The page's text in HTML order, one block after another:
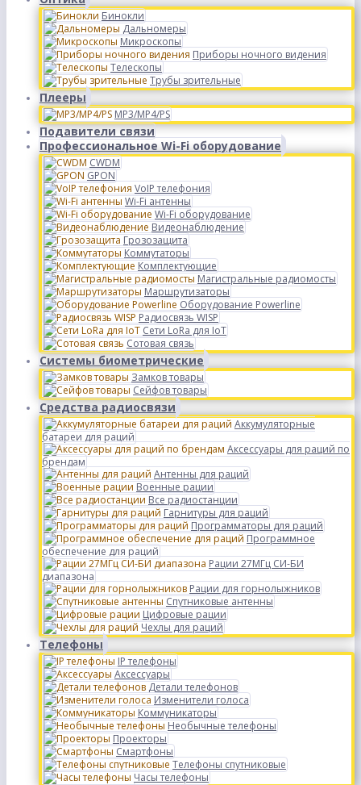
Бинокли
Дальномеры
Микроскопы
Приборы ночного видения
Телескопы
Трубы зрительные
Плееры
MP3/MP4/PS
Подавители связи
Профессиональное Wi-Fi оборудование
CWDM
GPON
VoIP телефония
Wi-Fi антенны
Wi-Fi оборудование
Видеонаблюдение
Грозозащита
Коммутаторы
Комплектующие
Магистральные радиомосты
Маршрутизаторы
Оборудование Powerline
Радиосвязь WISP
Сети LoRa для IoT
Сотовая связь
Системы биометрические
Замков товары
Сейфов товары
Средства радиосвязи
Аккумуляторные
батареи для раций
Аксессуары для раций по
брендам
Антенны для раций
Военные рации
Все радиостанции
Гарнитуры для раций
Программаторы для раций
Программное
обеспечение для раций
Рации 27МГц СИ-БИ
диапазона
Рации для горнолыжников
Спутниковые антенны
Цифровые рации
Чехлы для раций
Телефоны
IP телефоны
Аксессуары
Детали телефонов
Изменители голоса
Коммуникаторы
Необычные телефоны
Проекторы
Смартфоны
Телефоны спутниковые
Часы телефоны